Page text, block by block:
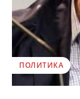
ПОЛИТИКА